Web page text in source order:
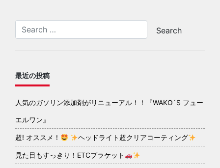
最近の投稿
人気のガソリン添加剤がリニューアル！！『WAKO´S フュー
エルワン』
超! オススメ！ ヘッドライト超クリアコーティング
見た目もすっきり！ETCブラケット